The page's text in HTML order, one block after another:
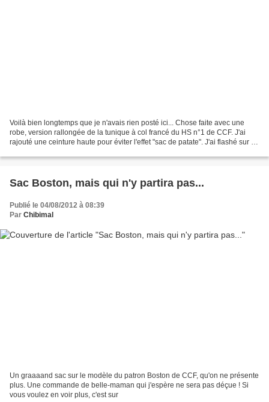
Voilà bien longtemps que je n'avais rien posté ici... Chose faite avec une
robe, version rallongée de la tunique à col francé du HS n°1 de CCF. J'ai
rajouté une ceinture haute pour éviter l'effet "sac de patate". J'ai flashé sur le
Sac Boston, mais qui n'y partira pas...
Publié le 04/08/2012 à 08:39
Par Chibimal
Un graaaand sac sur le modèle du patron Boston de CCF, qu'on ne présente
plus. Une commande de belle-maman qui j'espère ne sera pas déçue ! Si
vous voulez en voir plus, c'est sur